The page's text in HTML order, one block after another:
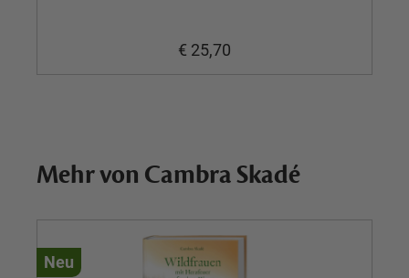
€ 25,70
Mehr von Cambra Skadé
Neu